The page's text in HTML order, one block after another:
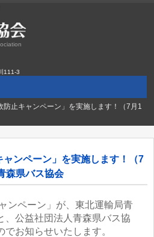
111-3
防止キャンペーン」を実施します！（7月1
ャンペーン」を実施します！（7
森県バス協会
ンペーン」が、東北運輸局青
、公益社団法人青森県バス協
お知らせいたします。